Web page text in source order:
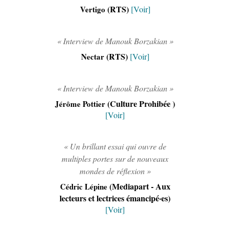
Vertigo (RTS) [Voir]
« Interview de Manouk Borzakian »
Nectar(RTS) [Voir]
« Interview de Manouk Borzakian »
Jérôme Pottier(Culture Prohibée )
[Voir]
« Un brillant essai qui ouvre de
multiples portes sur de nouveaux
mondes de réflexion »
Cédric Lépine(Mediapart - Aux
lecteurs et lectrices émancipé·es)
[Voir]